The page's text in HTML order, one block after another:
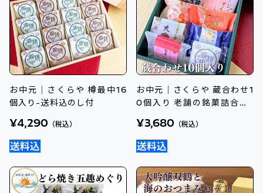
お中元｜さくらや 樽最中16
個入り-送料込のし付
¥4,290 （税込）
お中元｜さくらや 蔵合わせ1
0個入り 老舗の銘菓詰合せ-
¥3,680 （税込）